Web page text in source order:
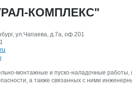
КОМПЛЕКС"
ул.Чапаева, д.7а, оф.201
монтажные и пуско-наладочные
а также связанных с ними